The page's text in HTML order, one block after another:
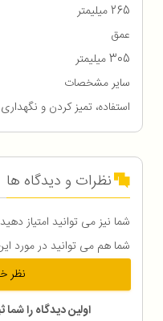
265 میلیمتر
عمق
305 میلیمتر
سایر مشخصات
استفاده، تمیز کردن و
نظرات و دیدگاه ها
شما نیز می توانید امتیاز دهید
شما هم می توانید در مورد
نظر
اولین دیدگاه را شما